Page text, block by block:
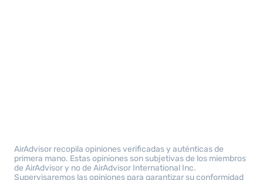
AirAdvisor recopila opiniones verificadas y auténticas de
primera mano. Estas opiniones son subjetivas de los miembros
de AirAdvisor y no de AirAdvisor International Inc.
Supervisaremos las opiniones para garantizar su conformidad